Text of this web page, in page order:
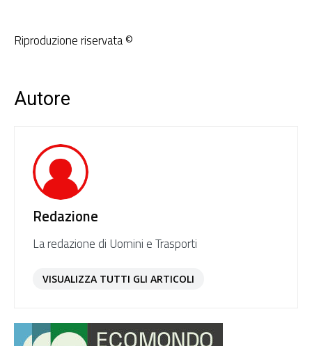
Riproduzione riservata ©
Autore
Redazione
La redazione di Uomini e Trasporti
VISUALIZZA TUTTI GLI ARTICOLI